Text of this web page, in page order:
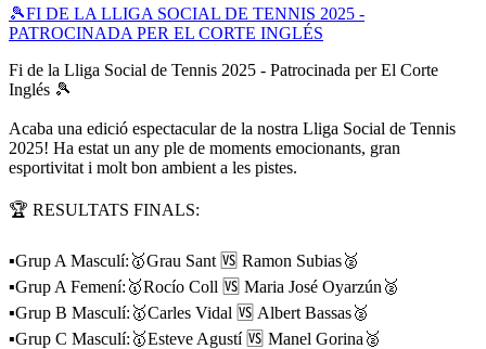
🎾FI DE LA LLIGA SOCIAL DE TENNIS 2025 -
PATROCINADA PER EL CORTE INGLÉS
Fi de la Lliga Social de Tennis 2025 - Patrocinada per El Corte
Inglés 🎾
Acaba una edició espectacular de la nostra Lliga Social de Tennis
2025! Ha estat un any ple de moments emocionants, gran
esportivitat i molt bon ambient a les pistes.
🏆 RESULTATS FINALS:
▪️Grup A Masculí:🥇Grau Sant 🆚 Ramon Subias🥈
▪️Grup A Femení:🥇Rocío Coll 🆚 Maria José Oyarzún🥈
▪️Grup B Masculí:🥇Carles Vidal 🆚 Albert Bassas🥈
▪️Grup C Masculí:🥇Esteve Agustí 🆚 Manel Gorina🥈